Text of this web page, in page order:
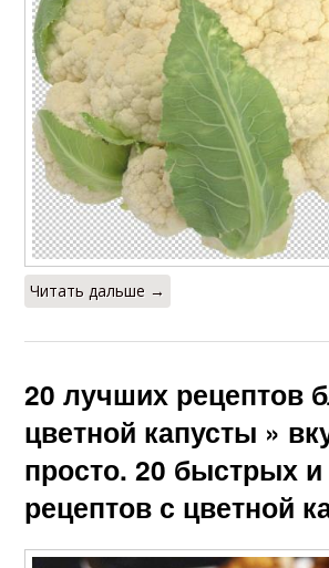
Читать дальше →
20 лучших рецептов
цветной капусты »
просто. 20 быстрых
рецептов с цветной